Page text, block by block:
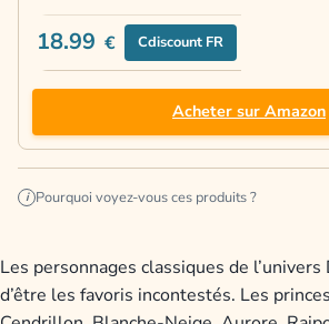
18.99 € Cdiscount FR
Acheter sur Amazon
i Pourquoi voyez-vous ces produits ?
Les personnages classiques de
d’être les favoris incontestés. Les